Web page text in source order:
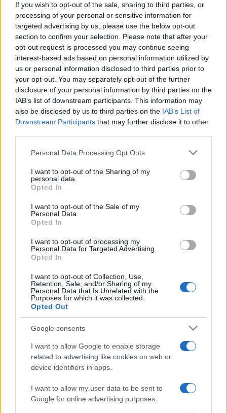
If you wish to opt-out of the sale, sharing to third parties, or
processing of your personal or sensitive information for
targeted advertising by us, please use the below opt-out
section to confirm your selection. Please note that after your
opt-out request is processed you may continue seeing
interest-based ads based on personal information utilized by
us or personal information disclosed to third parties prior to
your opt-out. You may separately opt-out of the further
disclosure of your personal information by third parties on the
IAB’s list of downstream participants. This information may
also be disclosed by us to third parties on the IAB’s List of
Downstream Participants that may further disclose it to other
Please note that this website/app uses one or more Google
not limited to your visit or usage behaviour. You may click to
grant or deny consent to Google and its third-party tags to
use your data for below specified purposes in below Google
consent section.
Personal Data Processing Opt Outs
I want to opt-out of the Sharing of my
personal data.
Opted In
I want to opt-out of the Sale of my
Personal Data.
Opted In
I want to opt-out of processing my
Personal Data for Targeted Advertising.
Opted In
I want to opt-out of Collection, Use,
Retention, Sale, and/or Sharing of my
Personal Data that Is Unrelated with the
Purposes for which it was collected.
Opted Out
Google consents
I want to allow Google to enable storage
related to advertising like cookies on web or
device identifiers in apps.
I want to allow my user data to be sent to
Google for online advertising purposes.
Ευρωπαϊκό Παίδων: Λύγισε
στην παράταση η Ελλάδα,
96-86 από την Ισπανία (pics)
Γιαννακόπουλος: «Όταν σου
ρίχνουν μια πέτρα, τους
καταστρέφεις» (vid)
Χρηματοδότηση 8 εκατ.
ευρώ σε 843 μέσα
ενημέρωσης- Ξεκίνησε το
πενταετές πρόγραμμα
ενίσχυσης του Τύπου
α' εξάμηνο, στα 550 εκατ.
ευρώ – Καθαρά κέρδη 313
Η Chery επενδύει 75 εκατ. δολάρια στην KG Mobility
Το FIAT 500 Hybrid τώρα
από 18.990 ευρώ